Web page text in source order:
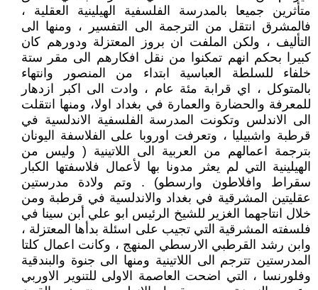
متأثرين جميعا بالمدرسة الفلسفية الهيلينية العقلية ،
فالمشرق انتقل من الترجمة الى التفسير ، ومنها الى
التأليف ، ولكن الملفت ان بروز المعتزلة ودورهم كان
كبيرا بحكم انهم تمكنوا من نقل افكارهم الى مقر ستة
خلفاء للسلطة العباسية ابتداء من المنصور وانتهاء
بالمتوكل ، اي قرابة مئة عام ، وادت الى اكبر ازدهار
للمعرفة والحضارة والعمارة في بغداد اولا، ومنها انتقلت
الى الاندلس وتكونت المدرسة الفلسفية الاندلسية في
قرطبة واشبيليا ، وتعرفت اوروبا على الفلاسفة اليونان
بترجمة اعمالهم من العربية الى اللاتينية ( وليس من
الهيلينية التي لم يعثر مدونا بها لأعمال فلاسفتها الكبار
سقراط وافلاطون وارسطو) . وتم ولادة مدرستين
عقليتين الم‍شرقية في بغداد والاندلسية في قرطبة ومن
خلال انتاجهما الغزير للشيخ الرئيس ابو علي أبن سينا في
فلسفته المشرقية التي تجيب على اسئلة بدأها المعتزلة ،
وابن رشد القرطبي الارسطي المنهج ، وكانت اعمال كلتا
المدرستين تترجم الى اللاتينية ومنها الى جنوة والبندقية
وفلورنسا ، التي اضحت العاصمة الاولى للتنوير الاوربي